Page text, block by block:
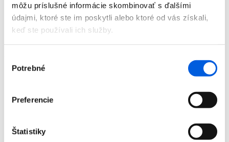
môžu príslušné informácie skombinovať s ďalšími
údajmi, ktoré ste im poskytli alebo ktoré od vás získali,
keď ste používali ich služby.
súhlasu
Potrebné
Preferencie
Štatistiky
Produkty
Pánska móda
Pulóvre
Rolák pánsky - Tom Tailor
Zľava 50 %
Domov